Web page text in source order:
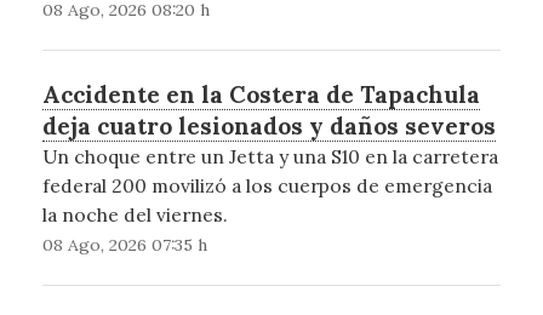
08 Ago, 2026 08:20 h
Accidente en la Costera de Tapachula
deja cuatro lesionados y daños severos
Un choque entre un Jetta y una S10 en la carretera
federal 200 movilizó a los cuerpos de emergencia
la noche del viernes.
08 Ago, 2026 07:35 h